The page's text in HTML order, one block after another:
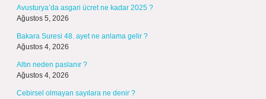
Avusturya’da asgari ücret ne kadar 2025 ?
Ağustos 5, 2026
Bakara Suresi 48. ayet ne anlama gelir ?
Ağustos 4, 2026
Altın neden paslanır ?
Ağustos 4, 2026
Cebirsel olmayan sayılara ne denir ?